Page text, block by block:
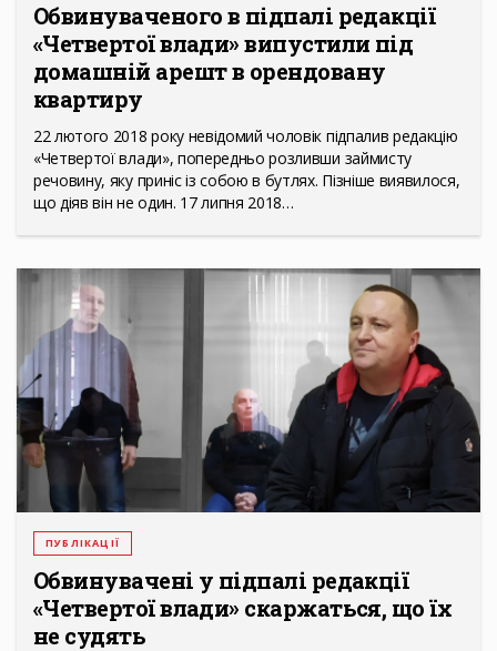
Обвинуваченого в підпалі редакції
«Четвертої влади» випустили під
домашній арешт в орендовану
квартиру
22 лютого 2018 року невідомий чоловік підпалив редакцію
«Четвертої влади», попередньо розливши займисту
речовину, яку приніс із собою в бутлях. Пізніше виявилося,
що діяв він не один. 17 липня 2018…
ПУБЛІКАЦІЇ
Обвинувачені у підпалі редакції
«Четвертої влади» скаржаться, що їх
не судять